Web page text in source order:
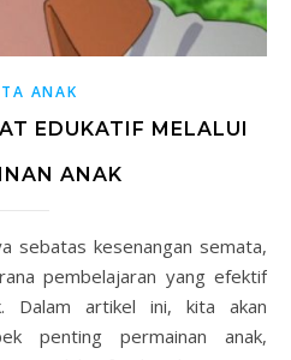
ANAK
EDUKATIF MELALUI
ANAK
pembelajaran yang efektif
Dalam artikel ini, kita akan
penting permainan anak,